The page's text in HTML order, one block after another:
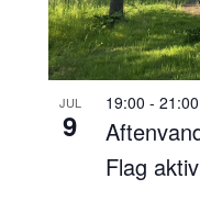
JUL
9
Flag
19:00 - 21:00